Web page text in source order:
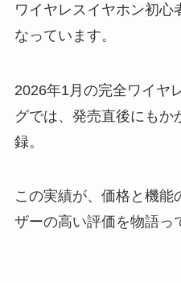
ワイヤレスイヤホン初心
なっています。
2026年1月の完全ワイヤ
グでは、発売直後にもか
録。
この実績が、価格と機能
ザーの高い評価を物語っ